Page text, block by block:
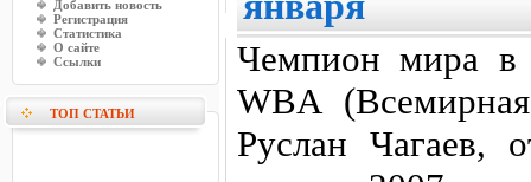
Добавить новость
Регистрация
Статистика
О сайте
Ссылки
ТОП СТАТЬИ
Чемпион мира в
WBA
Руслан Чагаев,